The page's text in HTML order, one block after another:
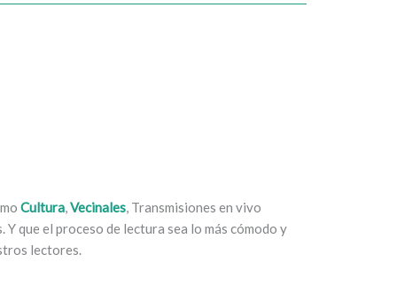
Cultura,Vecinales, Transmisiones en vivo
que el proceso de lectura sea lo más cómodo y
lectores.